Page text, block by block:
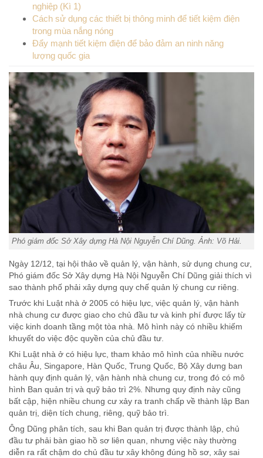
nghiệp (Kì 1)
Cách sử dụng các thiết bị thông minh để tiết kiệm điện
trong mùa nắng nóng
Đẩy mạnh tiết kiệm điện để bảo đảm an ninh năng
lượng quốc gia
Phó giám đốc Sở Xây dựng Hà Nội Nguyễn Chí Dũng. Ảnh: Võ Hải.
Ngày 12/12, tại hội thảo về quản lý, vận hành, sử dụng chung cư,
Phó giám đốc Sở Xây dựng Hà Nội Nguyễn Chí Dũng giải thích vì
sao thành phố phải xây dựng quy chế quản lý chung cư riêng.
Trước khi Luật nhà ở 2005 có hiệu lực, việc quản lý, vận hành
nhà chung cư được giao cho chủ đầu tư và kinh phí được lấy từ
việc kinh doanh tầng một tòa nhà. Mô hình này có nhiều khiếm
khuyết do việc độc quyền của chủ đầu tư.
Khi Luật nhà ở có hiệu lực, tham khảo mô hình của nhiều nước
châu Âu, Singapore, Hàn Quốc, Trung Quốc, Bộ Xây dưng ban
hành quy định quản lý, vận hành nhà chung cư, trong đó có mô
hình Ban quản trị và quỹ bảo trì 2%. Nhưng quy định này cũng
bất cập, hiện nhiều chung cư xảy ra tranh chấp về thành lập Ban
quản trị, diện tích chung, riêng, quỹ bảo trì.
Ông Dũng phân tích, sau khi Ban quản trị được thành lập, chủ
đầu tư phải bàn giao hồ sơ liên quan, nhưng việc này thường
diễn ra rất chậm do chủ đầu tư xây không đúng hồ sơ, xây sai